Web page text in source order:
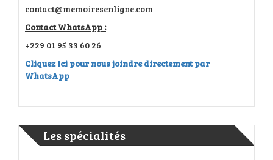
contact@memoiresenligne.com
Contact WhatsApp :
+229 01 95 33 60 26
Cliquez Ici pour nous joindre directement par
WhatsApp
Les spécialités